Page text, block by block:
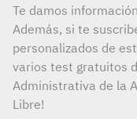
Te damos
Además, si te
personalizados de
varios test gratuitos
Administrativa de la
Libre!